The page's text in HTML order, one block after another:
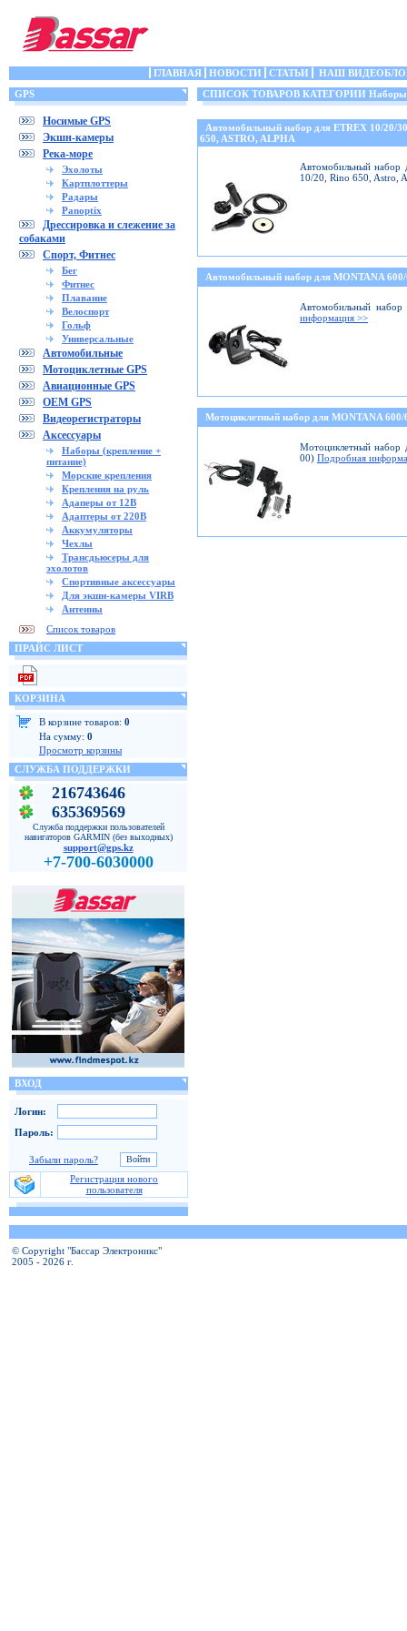
ГЛАВНАЯ НОВОСТИ СТАТЬИ
НАШ
GPS
Носимые GPS
Экшн-камеры
Река-море
Эхолоты
Картплоттеры
Радары
Panoptix
Дрессировка и слежение за
собаками
Спорт, Фитнес
Бег
Фитнес
Плавание
Велоспорт
Гольф
Универсальные
Автомобильные
Мотоциклетные GPS
Авиационные GPS
OEM GPS
Видеорегистраторы
Аксессуары
Наборы (крепление +
питание)
Морские крепления
Крепления на руль
Адаперы от 12В
Адаптеры от 220В
Аккумуляторы
Чехлы
Трансдьюсеры для
эхолотов
Спортивные аксессуары
Для экшн-камеры VIRB
Антенны
Список товаров
ПРАЙС ЛИСТ
КОРЗИНА
В корзине товаров: 0
На сумму: 0
Просмотр корзины
СЛУЖБА ПОДДЕРЖКИ
216743646
635369569
Служба поддержки пользователей
навигаторов GARMIN (без выходных)
support@gps.kz
+7-700-6030000
ВХОД
Логин:
Пароль:
Забыли пароль?
Регистрация нового
пользователя
СПИСОК ТОВАРОВ КАТЕГОРИИ Наборы
Автомобильный набор для ETREX 10/20/
650, ASTRO, ALPHA
Автомобильный набор
10/20, Rino 650, Astro,
Автомобильный набор для MONTANA
Автомобильный
информация >>
Мотоциклетный набор для MONTANA
Мотоциклетный набор
00) Подробная
© Copyright "Бассар Электроникс"
2005 - 2026 г.